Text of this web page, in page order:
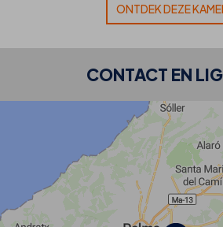
ONTDEK DEZE
CONTACT EN